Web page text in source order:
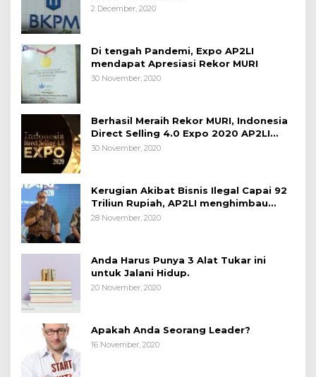
2 December, 2020
Di tengah Pandemi, Expo AP2LI
mendapat Apresiasi Rekor MURI
30 November, 2020
Berhasil Meraih Rekor MURI, Indonesia
Direct Selling 4.0 Expo 2020 AP2LI
berakhir sangat memuaskan
30 November, 2020
Kerugian Akibat Bisnis Ilegal Capai 92
Triliun Rupiah, AP2LI menghimbau
masyarakat Waspada.
28 November, 2020
Anda Harus Punya 3 Alat Tukar ini
untuk Jalani Hidup.
20 November, 2020
Apakah Anda Seorang Leader?
16 November, 2020